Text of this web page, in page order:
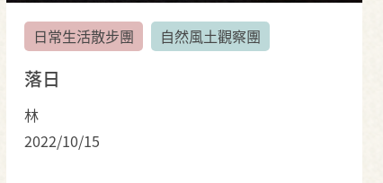
日常生活散步團 自然風土觀察團
落日
林
2022/10/15